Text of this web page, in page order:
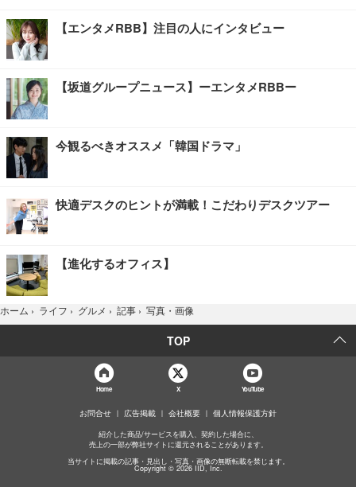
【エンタメRBB】注目の人にインタビュー
【坂道グループニュース】ーエンタメRBBー
今観るべきオススメ「韓国ドラマ」
快適デスクのヒントが満載！こだわりデスクツアー
【進化するオフィス】
ホーム › ライフ › グルメ › 記事 › 写真・画像
TOP
Home X YouTube
お問合せ 広告掲載 会社概要 個人情報保護方針
紹介した商品/サービスを購入、契約した場合に、
売上の一部が弊社サイトに還元されることがあります。
当サイトに掲載の記事・見出し・写真・画像の無断転載を禁じます。
Copyright © 2026 IID, Inc.